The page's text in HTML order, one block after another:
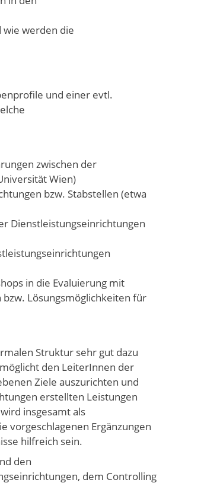
wie werden die
und einer evtl.
zwischen der
Wien)
bzw. Stabstellen (etwa
Dienstleistungseinrichtungen
in die Evaluierung mit
Lösungsmöglichkeiten für
Struktur sehr gut dazu
den LeiterInnen der
Ziele auszurichten und
erstellten Leistungen
insgesamt als
vorgeschlagenen Ergänzungen
hilfreich sein.
den
dem Controlling